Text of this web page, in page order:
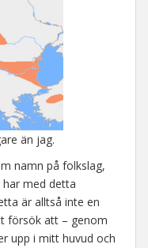
än jag.
namn på folkslag,
med detta
är alltså inte en
försök att – genom
upp i mitt huvud och